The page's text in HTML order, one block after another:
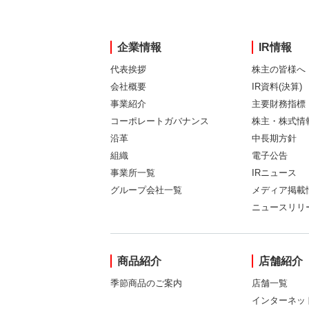
企業情報
代表挨拶
会社概要
事業紹介
コーポレートガバナンス
沿革
組織
事業所一覧
グループ会社一覧
IR情報
株主の皆様へ
IR資料(決算)
主要財務指標
株主・株式情
中長期方針
電子公告
IRニュース
メディア掲載
ニュースリリ
商品紹介
季節商品のご案内
店舗紹介
店舗一覧
インターネッ